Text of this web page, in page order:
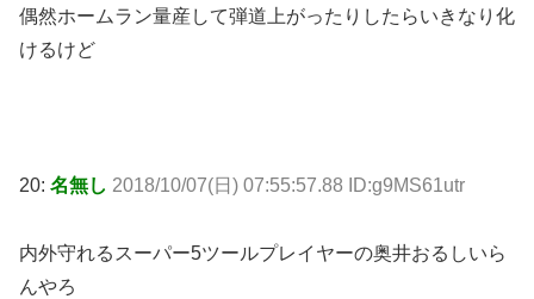
偶然ホームラン量産して弾道上がったりしたらいきなり化
けるけど
20: 名無し 2018/10/07(日) 07:55:57.88 ID:g9MS61utr
内外守れるスーパー5ツールプレイヤーの奥井おるしいら
んやろ